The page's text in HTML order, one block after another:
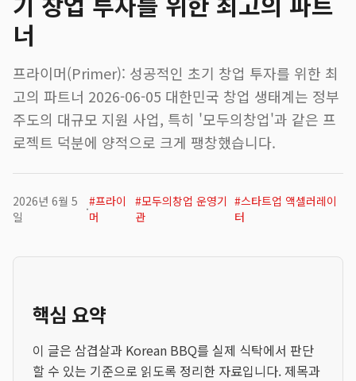
너
프라이머(Primer): 성공적인 초기 창업 투자를 위한 최
고의 파트너 2026-06-05 대한민국 창업 생태계는 정부
주도의 대규모 지원 사업, 특히 '모두의창업'과 같은 프
로젝트 덕분에 양적으로 크게 팽창했습니다.
2026년 6월 5
일
·#프라이
머
#모두의창업 운영기
관
#스타트업 액셀러레이
터
핵심 요약
이 글은 삼겹살과 Korean BBQ를 실제 식탁에서 판단
할 수 있는 기준으로 읽도록 정리한 자료입니다. 제목과